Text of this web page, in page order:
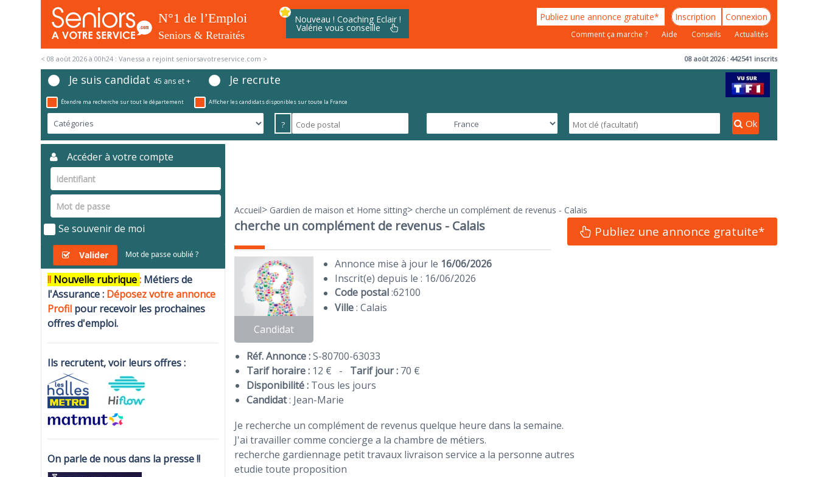
Nouveau ! Coaching Eclair !
Valérie vous conseille
Publiez une annonce gratuite* Inscription Connexion
Comment ça marche ? Aide Conseils Actualités
< 08 août 2026 à 00h24 : Vanessa a rejoint seniorsavotreservice.com > 08 août 2026 : 442541 inscrits
Je suis candidat 45 ans et + Je recrute
Étendre ma recherche sur tout le département Afficher les candidats disponibles sur toute la France
? Ok
Accueil> Gardien de maison et Home sitting> cherche un complément de revenus - Calais
cherche un complément de revenus - Calais Publiez une annonce gratuite*
Candidat
Annonce mise à jour le 16/06/2026
Inscrit(e) depuis le : 16/06/2026
Code postal:62100
Ville: Calais
Réf. Annonce :S-80700-63033
Tarif horaire :12 € - Tarif jour :70 €
Disponibilité :Tous les jours
Candidat: Jean-Marie
Je recherche un complément de revenus quelque heure dans la semaine.
J'ai travailler comme concierge a la chambre de métiers.
recherche gardiennage petit travaux livraison service a la personne autres
etudie toute proposition
Accéder à votre compte
Se souvenir de moi
Valider Mot de passe oublié ?
!! Nouvelle rubrique: Métiers de
l'Assurance : Déposez votre annonce
Profil pour recevoir les prochaines
offres d'emploi.
Ils recrutent, voir leurs offres :
On parle de nous dans la presse !!